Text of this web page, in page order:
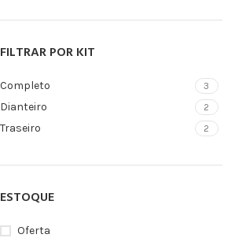
FILTRAR POR KIT
Completo 3
Dianteiro 2
Traseiro 2
ESTOQUE
Oferta